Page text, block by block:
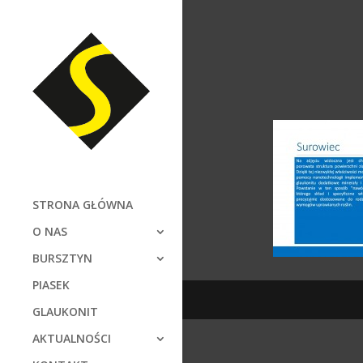
STRONA GŁÓWNA
O NAS
BURSZTYN
PIASEK
GLAUKONIT
AKTUALNOŚCI